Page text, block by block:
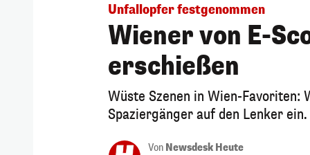
Unfallopfer festgenommen
Wiener von E-
erschießen
Wüste Szenen in Wien-
Spaziergänger auf den Lenker ein.
Von Newsdesk Heute